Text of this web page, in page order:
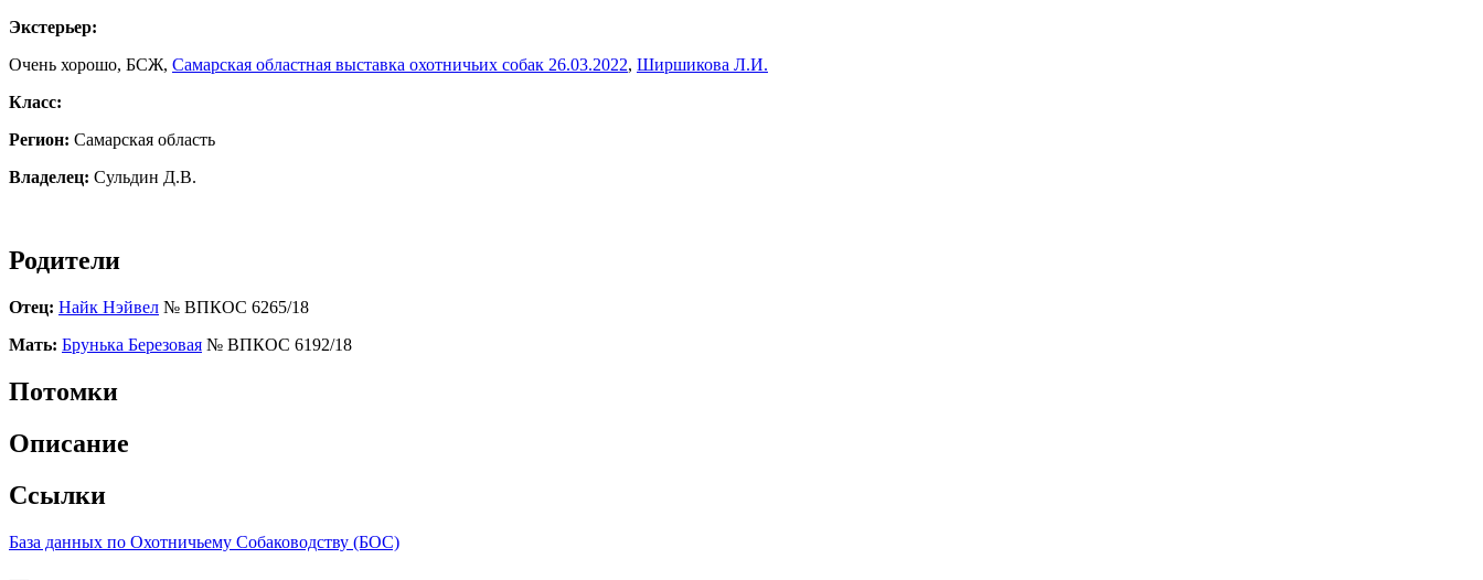
Экстерьер:
Очень хорошо, БСЖ, Самарская областная выставка охотничьих собак 26.03.2022, Ширшикова Л.И.
Класс:
Регион: Самарская область
Владелец: Сульдин Д.В.
Родители
Отец: Найк Нэйвел № ВПКОС 6265/18
Мать: Брунька Березовая № ВПКОС 6192/18
Потомки
Описание
Ссылки
База данных по Охотничьему Собаководству (БОС)